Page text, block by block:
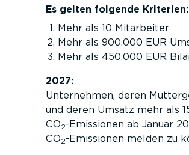
Es gelten folgende Kriterien:
Mehr als 10 Mitarbeiter
Mehr als 900.000 EUR
Mehr als 450.000 EUR
2027:
Unternehmen, deren
und deren Umsatz mehr als
CO2-Emissionen ab Januar
CO2-Emissionen melden zu